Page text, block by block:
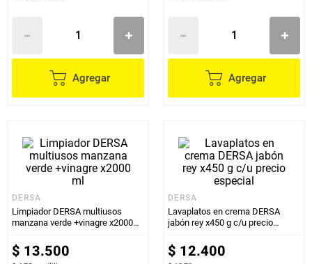
Agregar Agregar
DERSA
Limpiador DERSA multiusos
manzana verde +vinagre x2000
$ 13.500
DERSA
Lavaplatos en crema DERSA
jabón rey x450 g c/u precio
$ 12.400